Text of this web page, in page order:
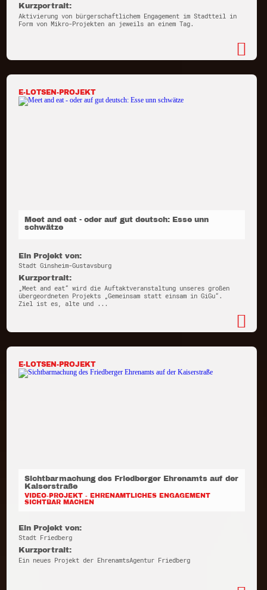
Kurzportrait:
Aktivierung von bürgerschaftlichem Engagement im Stadtteil in
Form von Mikro-Projekten an jeweils an einem Tag.
E-LOTSEN-PROJEKT
Meet and eat - oder auf gut deutsch: Esse unn
schwätze
Ein Projekt von:
Stadt Ginsheim-Gustavsburg
Kurzportrait:
„Meet and eat“ wird die Auftaktveranstaltung unseres großen
übergeordneten Projekts „Gemeinsam statt einsam in GiGu“.
Ziel ist es, alte und ...
E-LOTSEN-PROJEKT
Sichtbarmachung des Friedberger Ehrenamts auf der
Kaiserstraße
VIDEO-PROJEKT - EHRENAMTLICHES ENGAGEMENT
SICHTBAR MACHEN
Ein Projekt von:
Stadt Friedberg
Kurzportrait:
Ein neues Projekt der EhrenamtsAgentur Friedberg